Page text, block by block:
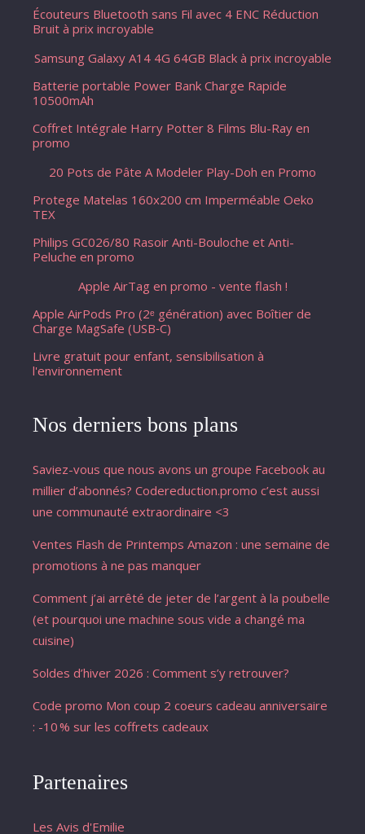
Écouteurs Bluetooth sans Fil avec 4 ENC Réduction
Bruit à prix incroyable
Samsung Galaxy A14 4G 64GB Black à prix incroyable
Batterie portable Power Bank Charge Rapide
10500mAh
Coffret Intégrale Harry Potter 8 Films Blu-Ray en
promo
20 Pots de Pâte A Modeler Play-Doh en Promo
Protege Matelas 160x200 cm Imperméable Oeko
TEX
Philips GC026/80 Rasoir Anti-Bouloche et Anti-
Peluche en promo
Apple AirTag en promo - vente flash !
Apple AirPods Pro (2ᵉ génération) avec Boîtier de
Charge MagSafe (USB‑C) ​​​​​​​
Livre gratuit pour enfant, sensibilisation à
l'environnement
Nos derniers bons plans
Saviez-vous que nous avons un groupe Facebook au
millier d’abonnés? Codereduction.promo c’est aussi
une communauté extraordinaire <3
Ventes Flash de Printemps Amazon : une semaine de
promotions à ne pas manquer
Comment j’ai arrêté de jeter de l’argent à la poubelle
(et pourquoi une machine sous vide a changé ma
cuisine)
Soldes d’hiver 2026 : Comment s’y retrouver?
Code promo Mon coup 2 coeurs cadeau anniversaire
: -10 % sur les coffrets cadeaux
Partenaires
Les Avis d'Emilie